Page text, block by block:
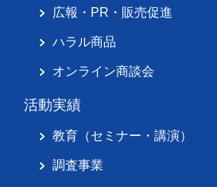
広報・PR・販売促進
ハラル商品
オンライン商談会
活動実績
教育（セミナー・講演）
調査事業